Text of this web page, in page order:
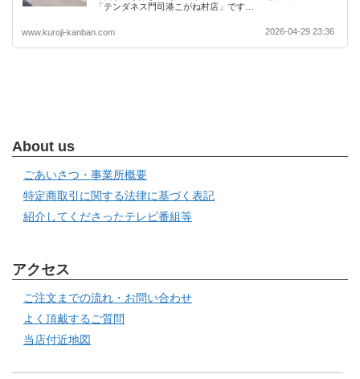
「テンダネス門司港こがね村店」です…
www.kuroji-kanban.com 2026-04-29 23:36
About us
ごあいさつ・事業所概要
特定商取引に関する法律に基づく表記
紹介してくださったテレビ番組等
アクセス
ご注文までの流れ・お問い合わせ
よく頂戴するご質問
当店付近地図